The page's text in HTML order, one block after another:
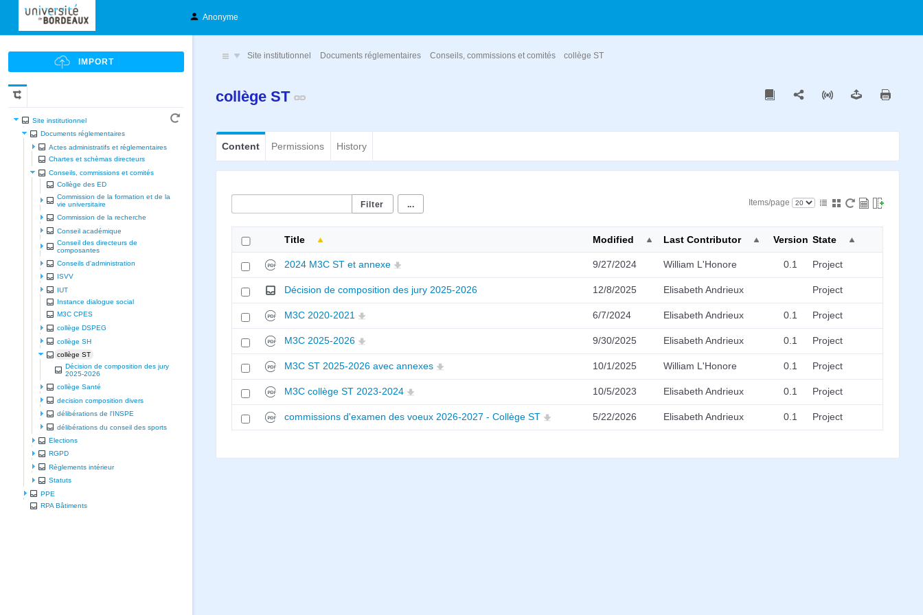
Anonyme
Site institutionnel
Documents réglementaires
Actes administratifs et réglementaires
Chartes et schèmas directeurs
Conseils, commissions et comités
Collège des ED
Commission de la formation et de la
vie universitaire
Commission de la recherche
Conseil académique
Conseil des directeurs de
composantes
Conseils d'administration
ISVV
IUT
Instance dialogue social
M3C CPES
collège DSPEG
collège SH
collège ST
Décision de composition des jury
2025-2026
collège Santé
decision composition divers
délibérations de l'INSPE
délibérations du conseil des sports
Elections
RGPD
Règlements intérieur
Statuts
PPE
RPA Bâtiments
Site institutionnel Documents réglementaires Conseils, commissions et comités collège ST
collège ST
Content Permissions History
... Items/page
Title Modified Last Contributor Version State
2024 M3C ST et annexe 9/27/2024 William L'Honore 0.1 Project
Décision de composition des jury 2025-2026 12/8/2025 Elisabeth Andrieux Project
M3C 2020-2021 6/7/2024 Elisabeth Andrieux 0.1 Project
M3C 2025-2026 9/30/2025 Elisabeth Andrieux 0.1 Project
M3C ST 2025-2026 avec annexes 10/1/2025 William L'Honore 0.1 Project
M3C collège ST 2023-2024 10/5/2023 Elisabeth Andrieux 0.1 Project
commissions d'examen des voeux 2026-2027 - Collège ST 5/22/2026 Elisabeth Andrieux 0.1 Project